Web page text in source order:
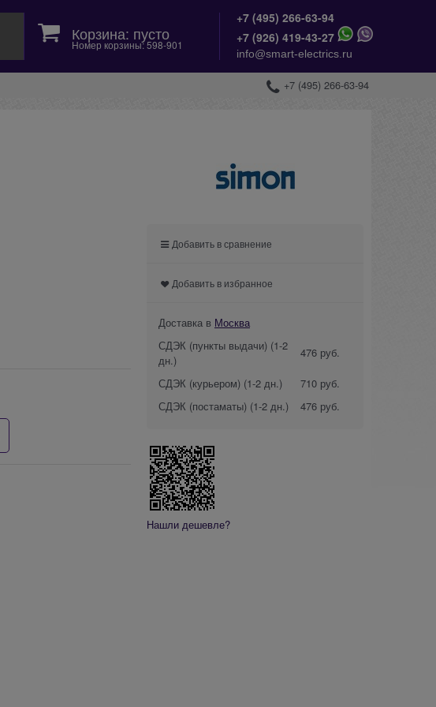
Корзина: пусто
Номер корзины: 598-901
+7 (495) 266-63-94
+7 (926) 419-43-27
info@smart-electrics.ru
+7 (495) 266-63-94
Добавить в сравнение
Добавить в избранное
Доставка в Москва
СДЭК (пункты выдачи) (1-2
дн.)
476 руб.
СДЭК (курьером) (1-2 дн.)
710 руб.
СДЭК (постаматы) (1-2 дн.) 476 руб.
Нашли дешевле?